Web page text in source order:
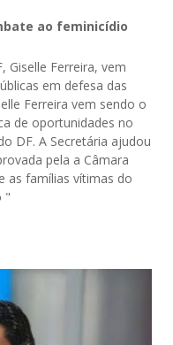
ao feminicídio
Giselle Ferreira, vem
em defesa das
Ferreira vem sendo o
de oportunidades no
DF. A Secretária ajudou
pela a Câmara
as famílias vítimas do
"